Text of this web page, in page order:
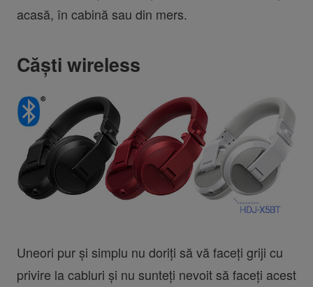
acasă, în cabină sau din mers.
Căști wireless
Uneori pur și simplu nu doriți să vă faceți griji cu
privire la cabluri și nu sunteți nevoit să faceți acest